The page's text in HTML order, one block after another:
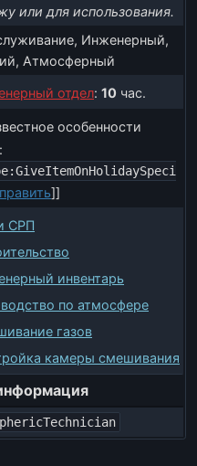
или для использования.
Инженерный,
Атмосферный
отдел: 10 час.
особенности
править]]
СРП
инвентарь
по атмосфере
газов
камеры смешивания